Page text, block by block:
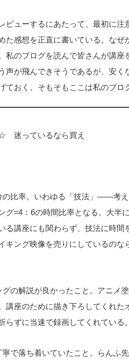
ビューするにあたって、最初に
た感想を正直に書いている。な
私のブログを読んで皆さんが講
声が飛んできそうであるが、安
ておく。そもそもここは私のブロ
っているなら買え
の比率。いわゆる「技法」――考
グ=4：6の時間比率となる。大半
る講座にも関わらず、技法に時間
キング映像を売りにしているの
グの解説が良かったこと。アニメ
講座のために描き下ろしてくれた
らずに当速で録画してくれている
で落ち着いていたこと。らんふ